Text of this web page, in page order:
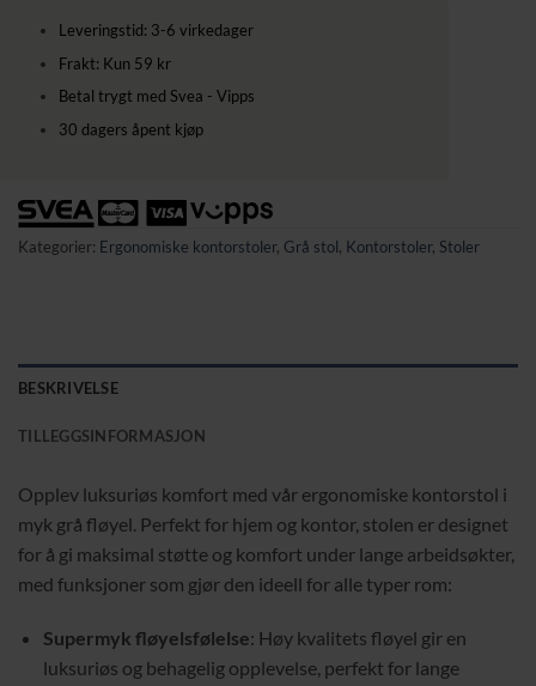
Leveringstid: 3-6 virkedager
Frakt: Kun 59 kr
Betal trygt med Svea - Vipps
30 dagers åpent kjøp
Kategorier: Ergonomiske kontorstoler, Grå stol, Kontorstoler, Stoler
BESKRIVELSE
TILLEGGSINFORMASJON
Opplev luksuriøs komfort med vår ergonomiske kontorstol i
myk grå fløyel. Perfekt for hjem og kontor, stolen er designet
for å gi maksimal støtte og komfort under lange arbeidsøkter,
med funksjoner som gjør den ideell for alle typer rom:
Supermyk fløyelsfølelse: Høy kvalitets fløyel gir en
luksuriøs og behagelig opplevelse, perfekt for lange